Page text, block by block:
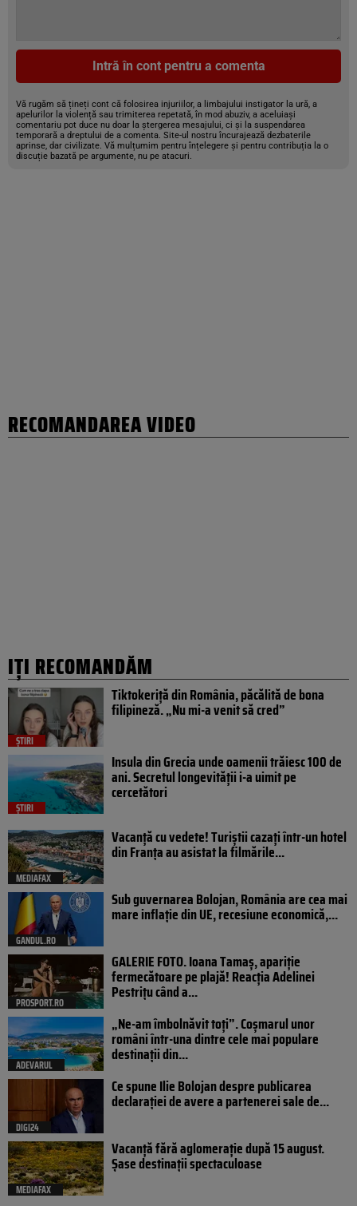
Intră în cont pentru a comenta
Vă rugăm să țineți cont că folosirea injuriilor, a limbajului instigator la ură, a
apelurilor la violență sau trimiterea repetată, în mod abuziv, a aceluiași
comentariu pot duce nu doar la ștergerea mesajului, ci și la suspendarea
temporară a dreptului de a comenta. Site-ul nostru încurajează dezbaterile
aprinse, dar civilizate. Vă mulțumim pentru înțelegere și pentru contribuția la o
discuție bazată pe argumente, nu pe atacuri.
RECOMANDAREA VIDEO
IȚI RECOMANDĂM
ȘTIRI
Tiktokeriță din România, păcălită de bona
filipineză. „Nu mi-a venit să cred”
ȘTIRI
Insula din Grecia unde oamenii trăiesc 100 de
ani. Secretul longevității i-a uimit pe
cercetători
MEDIAFAX
Vacanță cu vedete! Turiștii cazați într-un hotel
din Franța au asistat la filmările...
GANDUL.RO
Sub guvernarea Bolojan, România are cea mai
mare inflație din UE, recesiune economică,...
PROSPORT.RO
GALERIE FOTO. Ioana Tamaş, apariție
fermecătoare pe plajă! Reacția Adelinei
Pestrițu când a...
ADEVARUL
„Ne-am îmbolnăvit toți”. Coșmarul unor
români într-una dintre cele mai populare
destinații din...
DIGI24
Ce spune Ilie Bolojan despre publicarea
declarației de avere a partenerei sale de...
MEDIAFAX
Vacanță fără aglomerație după 15 august.
Șase destinații spectaculoase